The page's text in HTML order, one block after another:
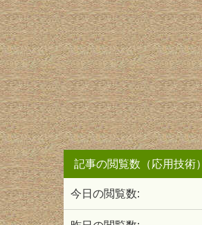
記事の閲覧数（応用技術）
今日の閲覧数: